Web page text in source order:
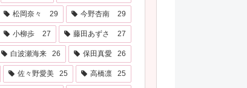
松岡奈々 29 今野杏南 29
小柳歩 27 藤田あずさ 27
白波瀬海来 26 保田真愛 26
佐々野愛美 25 高橋凛 25